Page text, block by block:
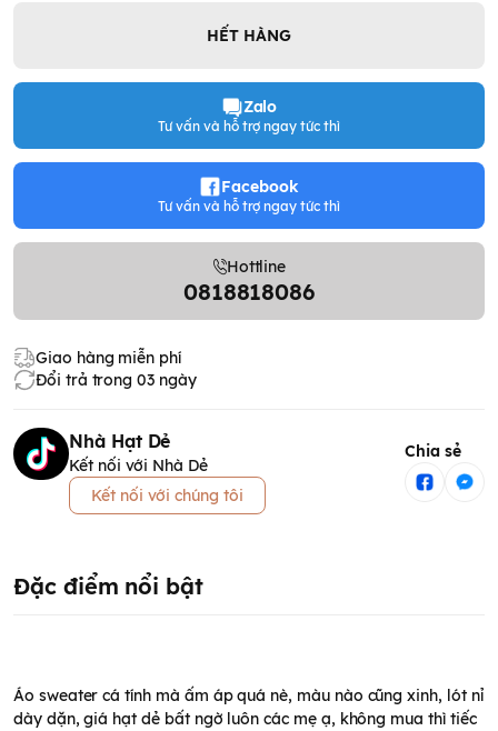
HẾT HÀNG
Zalo
Tư vấn và hỗ trợ ngay tức thì
Facebook
Tư vấn và hỗ trợ ngay tức thì
Hottline
0818818086
Giao hàng miễn phí
Đổi trả trong 03 ngày
Nhà Hạt Dẻ
Kết nối với Nhà Dẻ
Kết nối với chúng tôi
Chia sẻ
Đặc điểm nổi bật
Áo sweater cá tính mà ấm áp quá nè, màu nào cũng xinh, lót nỉ
dày dặn, giá hạt dẻ bất ngờ luôn các mẹ ạ, không mua thì tiếc